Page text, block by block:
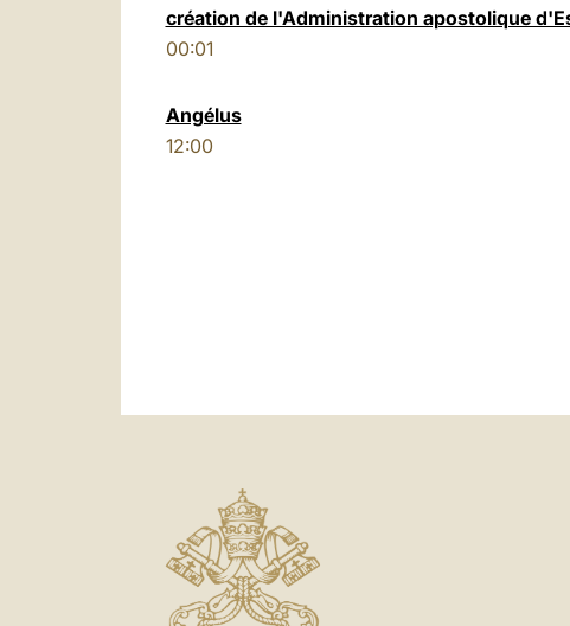
création de l'Administration apostolique
00:01
Angélus
12:00